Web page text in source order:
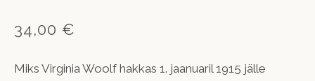
34,00 €
Miks Virginia Woolf hakkas 1. jaanuaril 1915 jälle